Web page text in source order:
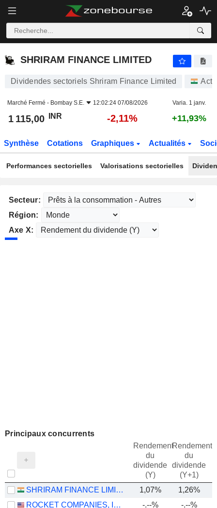
SHRIRAM FINANCE LIMITED
SHRIRAM FINANCE LIMITED
Dividendes sectoriels Shriram Finance Limited
Marché Fermé - Bombay S.E. 12:02:24 07/08/2026 Varia. 1 janv.
1 115,00 INR -2,11% +11,93%
Synthèse Cotations Graphiques Actualités
Performances sectorielles Valorisations sectorielles
Secteur:
Région:
Axe X:
Principaux concurrents
Rendement
du
dividende
(Y)
Rendement
du
dividende
(Y+1)
SHRIRAM FINANCE LIMITED 1,07%
1,26%
ROCKET COMPANIES, INC.
-.--% -.--%